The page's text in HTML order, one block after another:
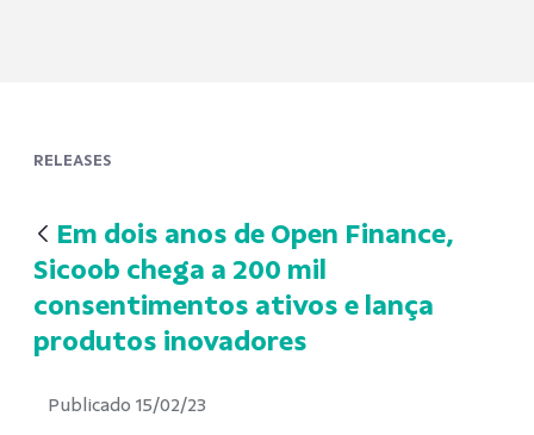
RELEASES
Em dois anos de Open Finance,
Sicoob chega a 200 mil
consentimentos ativos e lança
produtos inovadores
Publicado 15/02/23